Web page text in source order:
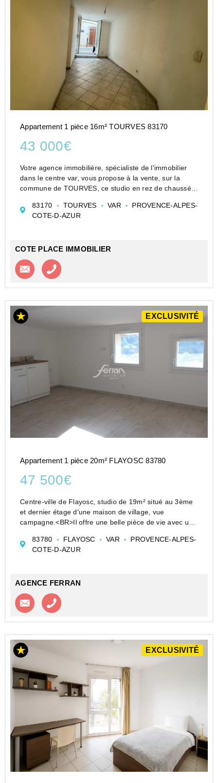
Appartement 1 pièce 16m² TOURVES 83170
43 000€
Votre agence immobilière, spécialiste de l'immobilier
dans le centre var, vous propose à la vente, sur la
commune de TOURVES, ce studio en rez de chaussée,
bureau, une salle d'eau et un wc .
83170 TOURVES VAR
PROVENCE-ALPES-
COTE-D-AZUR
COTE PLACE IMMOBILIER
Contacter l'agence
EXCLUSIVITÉ
Appartement 1 pièce 20m² FLAYOSC 83780
47 500€
Centre-ville de Flayosc, studio de 19m² situé au 3ème
et dernier étage d'une maison de village, vue
campagne.<BR>Il offre une belle pièce de vie avec une
salle d'eau / Wc. Copropriété de 3 lots, ...
83780 FLAYOSC VAR
PROVENCE-ALPES-
COTE-D-AZUR
AGENCE FERRAN
Contacter l'agence
EXCLUSIVITÉ